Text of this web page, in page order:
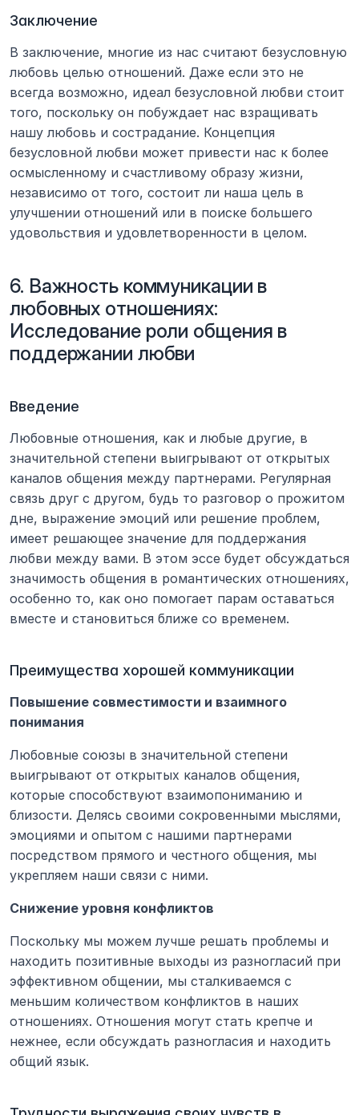
Заключение
В заключение, многие из нас считают безусловную
любовь целью отношений. Даже если это не
всегда возможно, идеал безусловной любви стоит
того, поскольку он побуждает нас взращивать
нашу любовь и сострадание. Концепция
безусловной любви может привести нас к более
осмысленному и счастливому образу жизни,
независимо от того, состоит ли наша цель в
улучшении отношений или в поиске большего
удовольствия и удовлетворенности в целом.
6. Важность коммуникации в
любовных отношениях:
Исследование роли общения в
поддержании любви
Введение
Любовные отношения, как и любые другие, в
значительной степени выигрывают от открытых
каналов общения между партнерами. Регулярная
связь друг с другом, будь то разговор о прожитом
дне, выражение эмоций или решение проблем,
имеет решающее значение для поддержания
любви между вами. В этом эссе будет обсуждаться
значимость общения в романтических отношениях,
особенно то, как оно помогает парам оставаться
вместе и становиться ближе со временем.
Преимущества хорошей коммуникации
Повышение совместимости и взаимного
понимания
Любовные союзы в значительной степени
выигрывают от открытых каналов общения,
которые способствуют взаимопониманию и
близости. Делясь своими сокровенными мыслями,
эмоциями и опытом с нашими партнерами
посредством прямого и честного общения, мы
укрепляем наши связи с ними.
Снижение уровня конфликтов
Поскольку мы можем лучше решать проблемы и
находить позитивные выходы из разногласий при
эффективном общении, мы сталкиваемся с
меньшим количеством конфликтов в наших
отношениях. Отношения могут стать крепче и
нежнее, если обсуждать разногласия и находить
общий язык.